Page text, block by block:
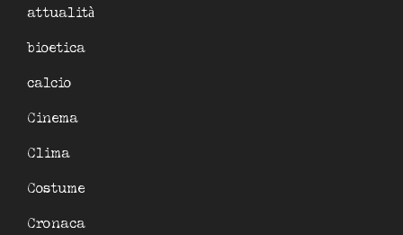
attualità
bioetica
calcio
Cinema
Clima
Costume
Cronaca